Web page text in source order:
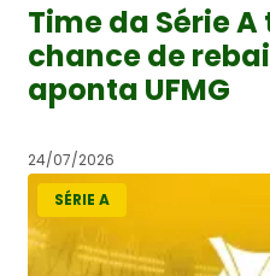
Time da Série A
chance de
aponta UFMG
24/07/2026
SÉRIE A